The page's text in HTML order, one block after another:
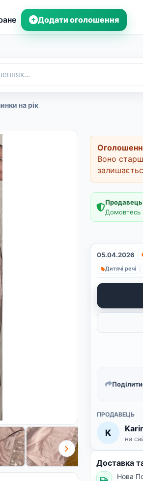
Додати оголошення
на рік
Воно
05.04.2026
Дитячі речі
ПРОДАВЕЦЬ
K
на
Доставка
Нова
Продавець
Домовтесь